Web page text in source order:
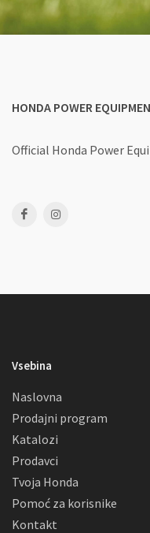
HONDA POWER
Official Honda Power
Vsebina
Naslovna
Prodajni program
Katalozi
Prodavci
Tvoja Honda
Pomoć za korisnike
Kontakt